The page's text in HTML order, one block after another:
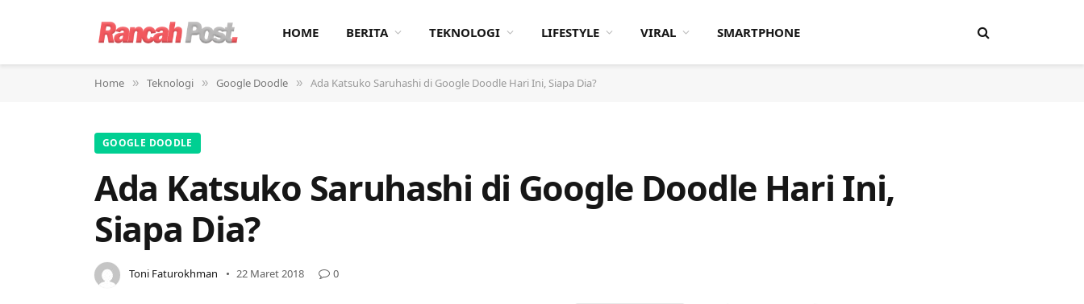
HOME BERITA TEKNOLOGI LIFESTYLE VIRAL SMARTPHONE
Home » Teknologi » Google Doodle » Ada Katsuko Saruhashi di Google Doodle Hari Ini, Siapa Dia?
GOOGLE DOODLE
Ada Katsuko Saruhashi di Google Doodle Hari Ini,
Siapa Dia?
Toni Faturokhman 22 Maret 2018 0